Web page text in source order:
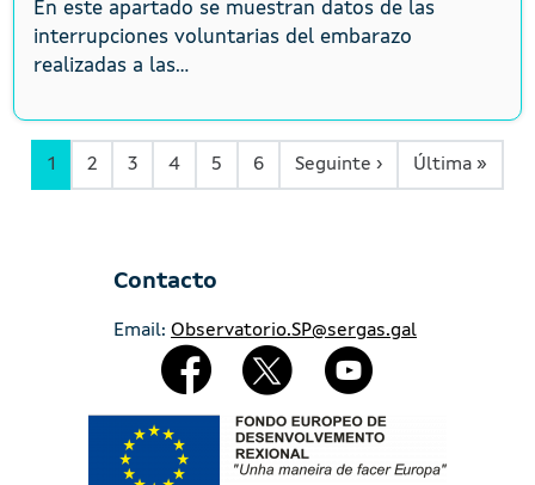
En este apartado se muestran datos de las
interrupciones voluntarias del embarazo
realizadas a las...
1 2 3 4 5 6 Seguinte ›Siguiente página
Última »
Contacto
Email: Observatorio.SP@sergas.gal
Redes Sociales